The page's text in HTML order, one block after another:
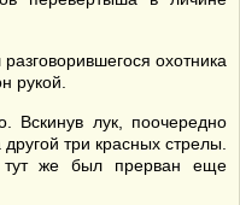
охотника
рукой.
Вскинув лук, поочередно
три красных стрелы.
тут же был прерван еще